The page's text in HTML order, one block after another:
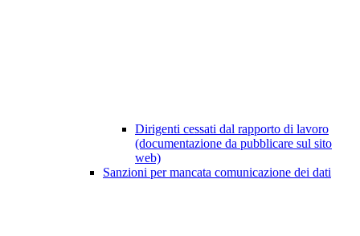
Dirigenti cessati dal rapporto di lavoro
(documentazione da pubblicare sul sito
web)
Sanzioni per mancata comunicazione dei dati